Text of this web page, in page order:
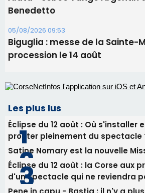
06/08/2026 15:57
Ucciani – Marché des
11 août
06/08/2026 15:25
projection sous les étoiles
Alata - Soirée Tango Argentin
Benedetto
05/08/2026 09:53
Biguglia : messe de la Sainte-
procession le 14 août